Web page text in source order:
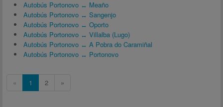
Autobús Portonovo ↔ Meaño
Autobús Portonovo ↔ Sangenjo
Autobús Portonovo ↔ Oporto
Autobús Portonovo ↔ Villalba (Lugo)
Autobús Portonovo ↔ A Pobra do Caramiñal
Autobús Portonovo ↔ Portonovo
« 1 2 »